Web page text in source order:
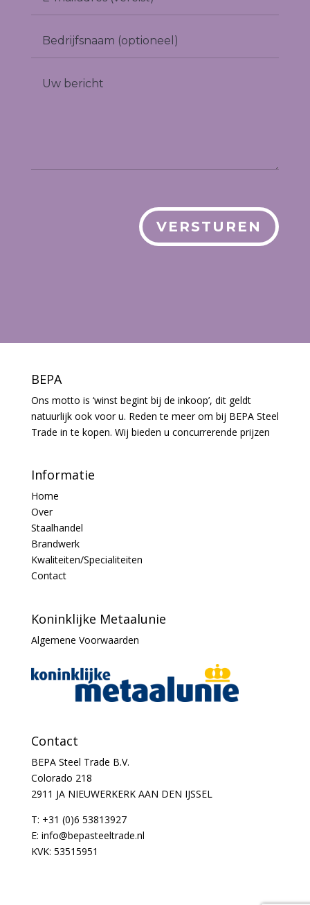
VERSTUREN
BEPA
Ons motto is ‘winst begint bij de inkoop’, dit geldt
natuurlijk ook voor u. Reden te meer om bij BEPA Steel
Trade in te kopen. Wij bieden u concurrerende prijzen
Informatie
Home
Over
Staalhandel
Brandwerk
Kwaliteiten/Specialiteiten
Contact
Koninklijke Metaalunie
Algemene Voorwaarden
Contact
BEPA Steel Trade B.V.
Colorado 218
2911 JA NIEUWERKERK AAN DEN IJSSEL
T: +31 (0)6 53813927
E: info@bepasteeltrade.nl
KVK: 53515951